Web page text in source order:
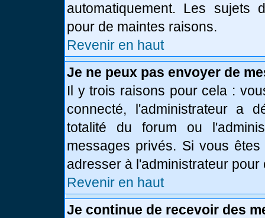
automatiquement. Les sujets
pour de maintes raisons.
Revenir en haut
Je ne peux pas envoyer de
Il y trois raisons pour cela :
connecté, l'administrateur a
totalité du forum ou
messages privés. Si vous
adresser à l'administrateur
Revenir en haut
Je continue de recevoir des